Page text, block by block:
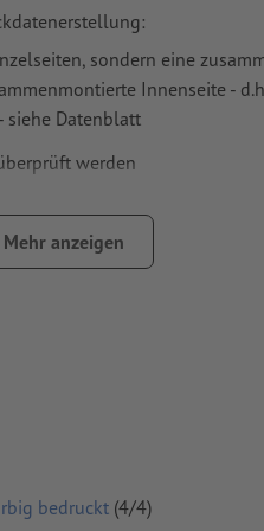
sondern eine
Innenseite -
siehe Datenblatt
werden
Druckprodukt nicht auf
wichtige Informationen
Mehr anzeigen
bedruckt (4/4)